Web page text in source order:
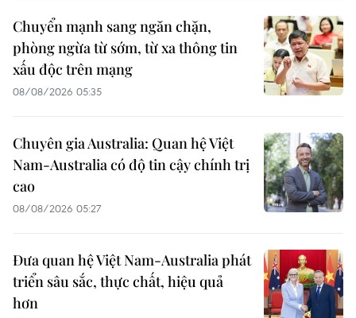
Chuyển mạnh sang ngăn chặn,
phòng ngừa từ sớm, từ xa thông tin
xấu độc trên mạng
08/08/2026 05:35
Chuyên gia Australia: Quan hệ Việt
Nam-Australia có độ tin cậy chính trị
cao
08/08/2026 05:27
Đưa quan hệ Việt Nam-Australia phát
triển sâu sắc, thực chất, hiệu quả
hơn